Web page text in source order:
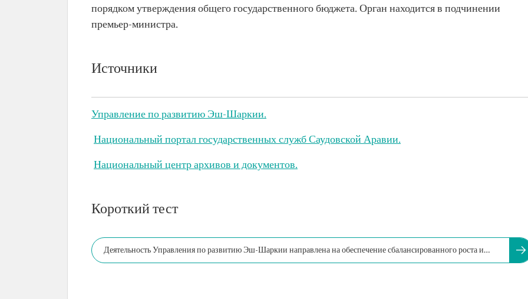
порядком утверждения общего государственного бюджета. Орган находится в подчинении
премьер-министра.
Источники
Управление по развитию Эш-Шаркии.
Национальный портал государственных служб Саудовской Аравии.
Национальный центр архивов и документов.
Короткий тест
Деятельность Управления по развитию Эш-Шаркии направлена на обеспечение сбалансированного роста и